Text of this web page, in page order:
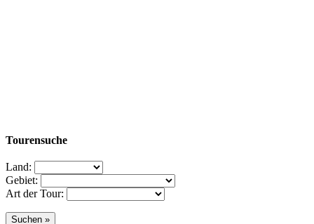
Tourensuche
Land:
Gebiet:
Art der Tour: